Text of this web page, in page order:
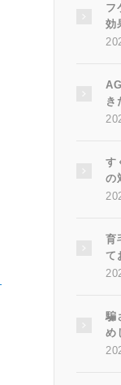
フ
効
き
す
の
育
て
騙
め